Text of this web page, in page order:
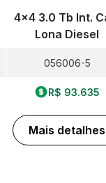
4x4 3.0 Tb Int.
Lona Diesel
056006-5
R$ 93.635
Mais detalhes